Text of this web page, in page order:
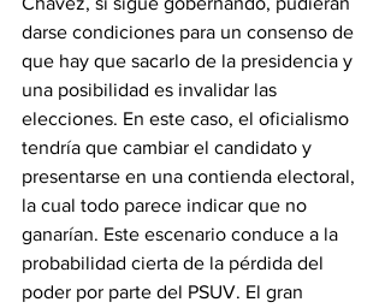
darse condiciones para un consenso de
que hay que sacarlo de la presidencia y
una posibilidad es invalidar las
elecciones. En este caso, el oficialismo
tendría que cambiar el candidato y
presentarse en una contienda electoral,
la cual todo parece indicar que no
ganarían. Este escenario conduce a la
probabilidad cierta de la pérdida del
poder por parte del PSUV. El gran